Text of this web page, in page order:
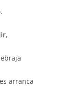
arranca